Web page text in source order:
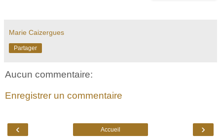
Marie Caizergues
Partager
Aucun commentaire:
Enregistrer un commentaire
‹ ›
Accueil